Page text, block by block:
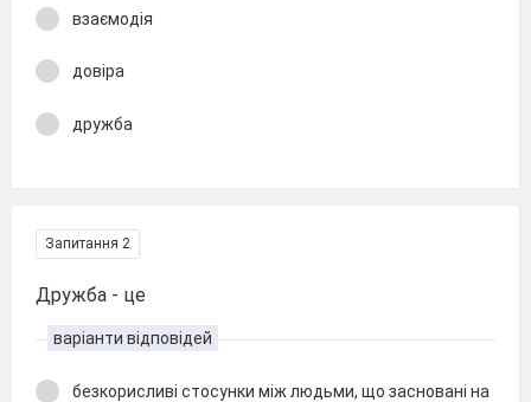
взаємодія
довіра
дружба
Запитання 2
Дружба - це
варіанти відповідей
безкорисливі стосунки між людьми, що засновані на